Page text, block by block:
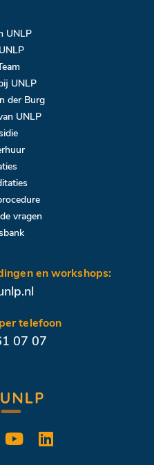
UNLP
UNLP
der Burg
UNLP
vragen
en workshops:
telefoon
07 07